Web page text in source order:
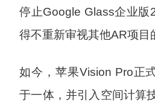
停止Google Glass企业版
得不重新审视其他AR项目
如今，苹果Vision Pro正
于一体，并引入空间计算